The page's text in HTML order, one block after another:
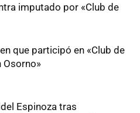
imputado por «Club de
que participó en «Club de
Osorno»
Espinoza tras